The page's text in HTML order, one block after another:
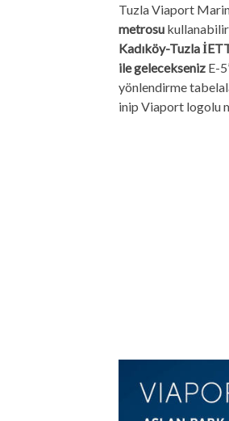
Tuzla Viaport
metrosu
Kadıköy-Tuzla
ile gelecekseniz E-
yönlendirme
inip Viaport logolu